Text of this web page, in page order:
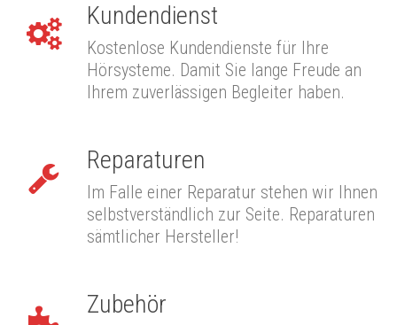
Kundendienst
Kostenlose Kundendienste für Ihre
Hörsysteme. Damit Sie lange Freude an
Ihrem zuverlässigen Begleiter haben.
Reparaturen
Im Falle einer Reparatur stehen wir Ihnen
selbstverständlich zur Seite. Reparaturen
sämtlicher Hersteller!
Zubehör